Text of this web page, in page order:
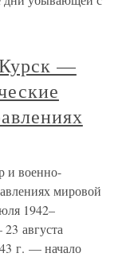
—
и военно-
мировой
1942–
августа
г. — начало